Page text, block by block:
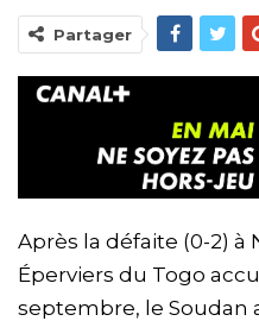
Partager
Après la défaite (0-2) à
Éperviers du Togo
septembre, le Soudan